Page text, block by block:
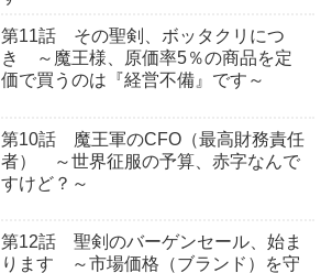
第11話 その聖剣、ボッタクリにつ
き ～魔王様、原価率5％の商品を定
価で買うのは『経営不備』です～
第10話 魔王軍のCFO（最高財務責任
者） ～世界征服の予算、赤字なんで
すけど？～
第12話 聖剣のバーゲンセール、始ま
ります ～市場価格（ブランド）を守